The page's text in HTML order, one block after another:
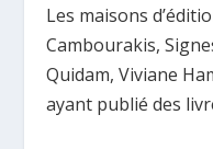
Les maisons
Cambourakis,
Quidam, Viviane
ayant publié des